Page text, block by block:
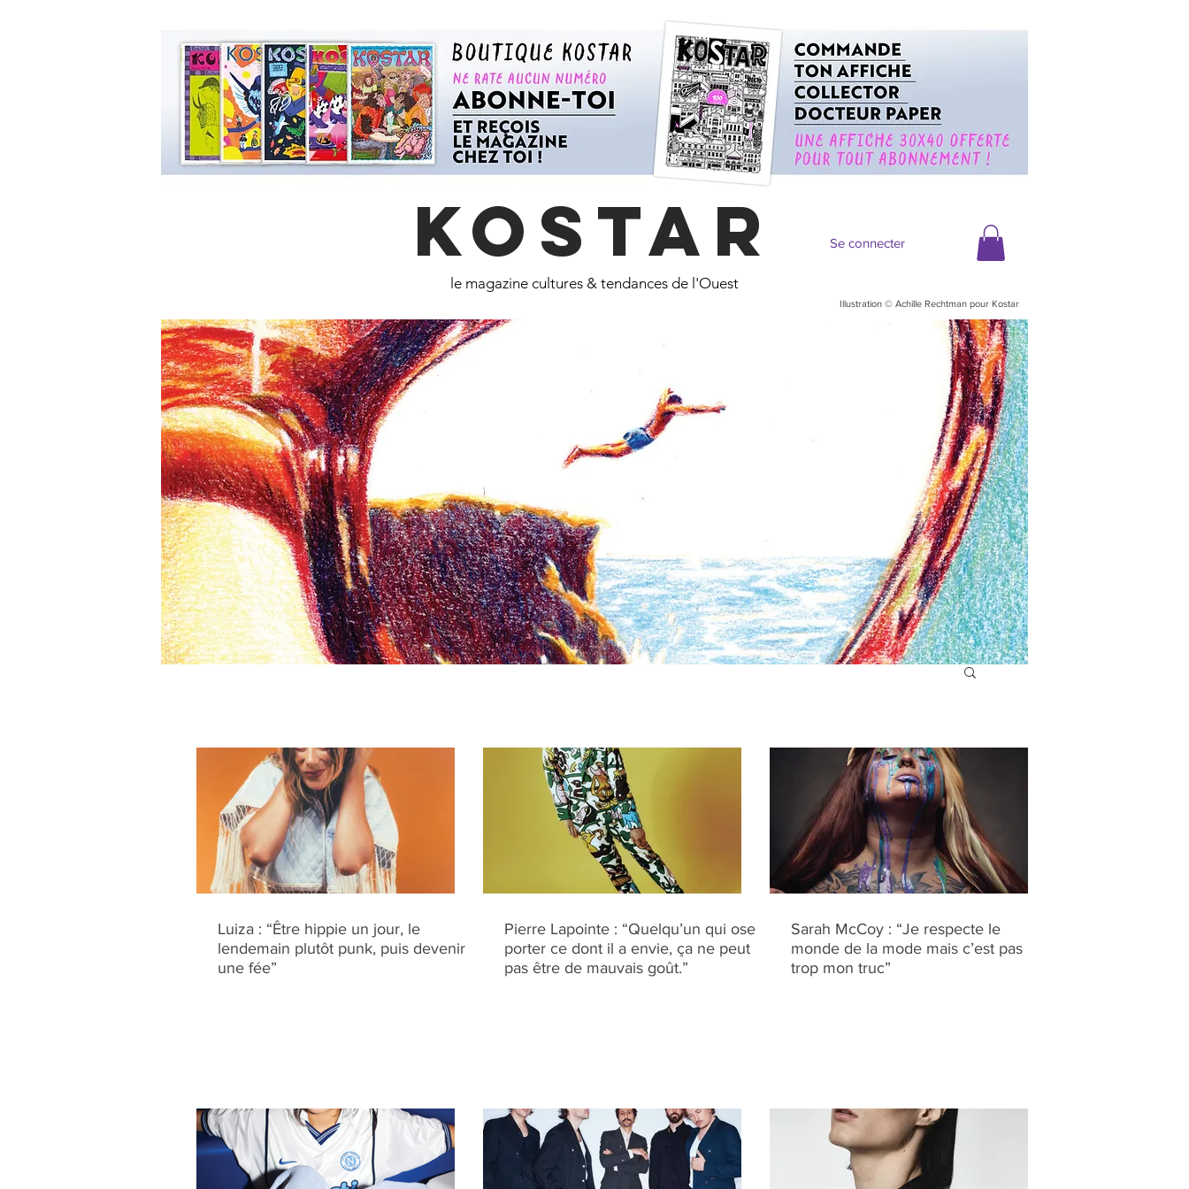
KOSTAR Se connecter
le magazine cultures & tendances de l'Ouest
Illustration © Achille Rechtman pour Kostar
Luiza : “Être hippie un jour, le
lendemain plutôt punk, puis devenir
une fée”
Pierre Lapointe : “Quelqu’un qui ose
porter ce dont il a envie, ça ne peut
pas être de mauvais goût.”
Sarah McCoy : “Je respecte le
monde de la mode mais c’est pas
trop mon truc”